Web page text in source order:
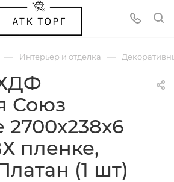
— Интерьер и отделка —
Союз
2700х238х6
пленке,
(1 шт)